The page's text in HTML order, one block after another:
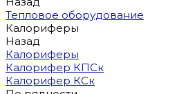
Тепловое оборудование
Калориферы
Назад
Калориферы
Калорифер КПСк
Калорифер КСк